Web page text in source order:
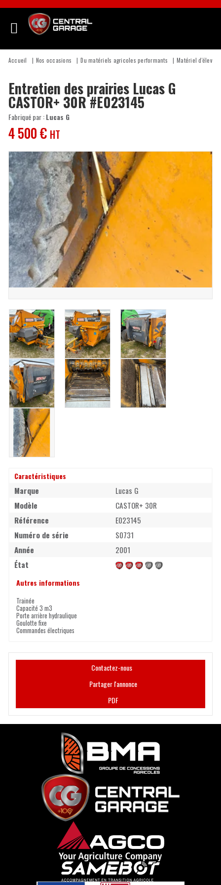
Accueil Nos occasions Du matériels agricoles performants Matériel d'élevage
Entretien des prairies Lucas G
CASTOR+ 30R#E023145
4 500€ HT
Fabriqué par :Lucas G
Caractéristiques
Marque
Lucas G
Modèle
CASTOR+ 30R
Référence
E023145
Numéro de série
S0731
Année
2001
État
Autres informations
Trainée
Capacité 3 m3
Porte arrière hydraulique
Goulotte fixe
Commandes électriques
Contactez-nous
Partager l'annonce
PDF